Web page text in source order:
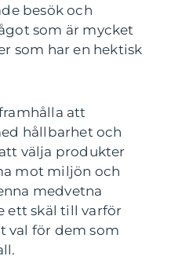
besök och
som är mycket
som har en hektisk
att
hållbarhet och
välja produkter
mot miljön och
medvetna
ett skäl till varför
val för dem som